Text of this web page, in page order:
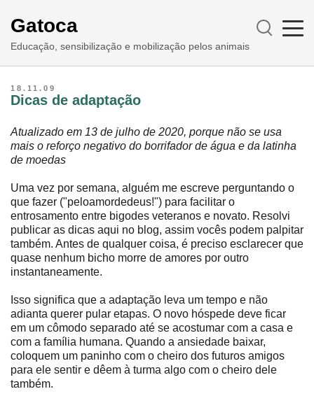
Gatoca
Educação, sensibilização e mobilização pelos animais
18.11.09
Dicas de adaptação
Atualizado em 13 de julho de 2020, porque não se usa
mais o reforço negativo do borrifador de água e da latinha
de moedas
Uma vez por semana, alguém me escreve perguntando o
que fazer ("peloamordedeus!") para facilitar o
entrosamento entre bigodes veteranos e novato. Resolvi
publicar as dicas aqui no blog, assim vocês podem palpitar
também. Antes de qualquer coisa, é preciso esclarecer que
quase nenhum bicho morre de amores por outro
instantaneamente.
Isso significa que a adaptação leva um tempo e não
adianta querer pular etapas. O novo hóspede deve ficar
em um cômodo separado até se acostumar com a casa e
com a família humana. Quando a ansiedade baixar,
coloquem um paninho com o cheiro dos futuros amigos
para ele sentir e dêem à turma algo com o cheiro dele
também.